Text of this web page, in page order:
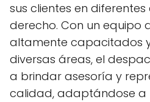
sus clientes en
derecho. Con un equipo
altamente capacitados
diversas áreas, el
a brindar asesoría y
calidad, adaptándose a